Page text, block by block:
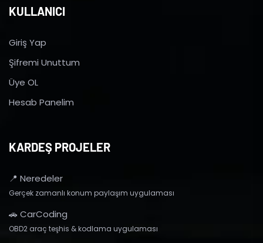
KULLANICI
Giriş Yap
Şifremi Unuttum
Üye OL
Hesab Panelim
KARDEŞ PROJELER
📍 Neredeler
Gerçek zamanlı konum paylaşım uygulaması
🚗 CarCoding
OBD2 araç teşhis & kodlama uygulaması